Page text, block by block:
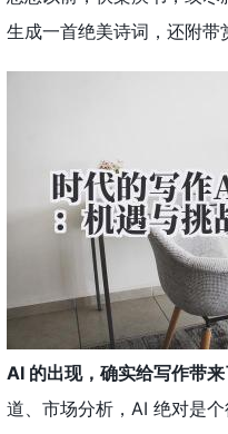
生成一首绝美诗词，还附带
AI 的出现，确实给写作带
道、市场分析，AI 绝对是